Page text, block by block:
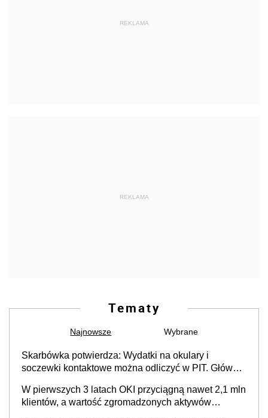
REKLAMA
REKLAMA
Tematy
Najnowsze Wybrane
Skarbówka potwierdza: Wydatki na okulary i
soczewki kontaktowe można odliczyć w PIT. Główny
Częściowe dofinansowanie (np. z zfśs) pomniejsza
odliczenie
W pierwszych 3 latach OKI przyciągną nawet 2,1 mln
klientów, a wartość zgromadzonych aktywów